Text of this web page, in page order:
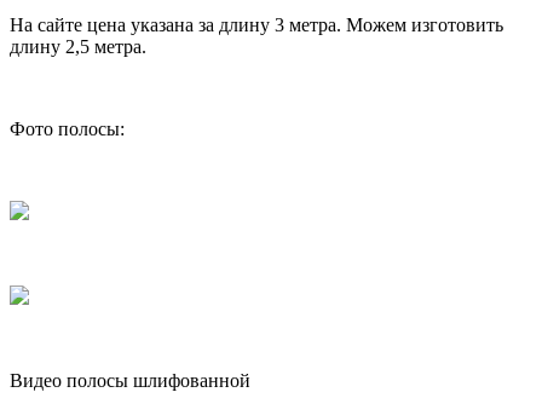
На сайте цена указана за длину 3 метра. Можем изготовить
длину 2,5 метра.
Фото полосы:
Видео полосы шлифованной